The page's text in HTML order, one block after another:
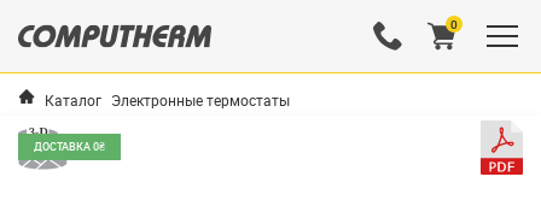
0
Каталог Электронные термостаты
ДОСТАВКА 0₴